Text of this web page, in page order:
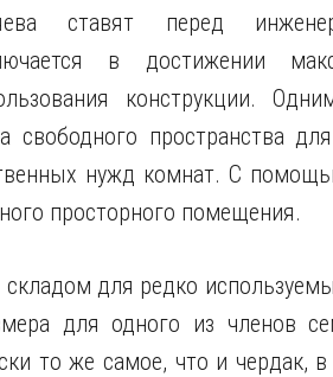
ставят перед
в достижении
конструкции.
свободного пространства
нужд комнат. С
просторного помещения.
для редко
для одного из членов
то же самое, что и чердак,